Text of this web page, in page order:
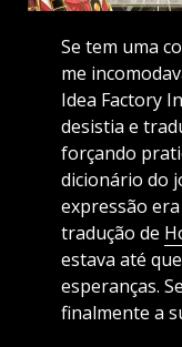
Se tem uma
me
Idea Factory
desistia e
forçando
dicionário do
expressão
tradução de
estava até
esperanças.
finalmente a